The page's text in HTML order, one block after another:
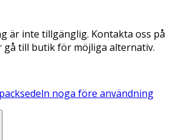
är inte tillgänglig. Kontakta oss på
gå till butik för möjliga alternativ.
noga före användning